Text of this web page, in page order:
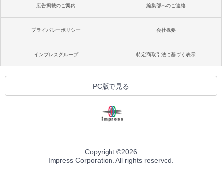
広告掲載のご案内 編集部へのご連絡
プライバシーポリシー 会社概要
インプレスグループ 特定商取引法に基づく表示
PC版で見る
Copyright ©2026
Impress Corporation. All rights reserved.